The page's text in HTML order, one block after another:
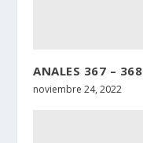
ANALES 367 – 368
noviembre 24, 2022